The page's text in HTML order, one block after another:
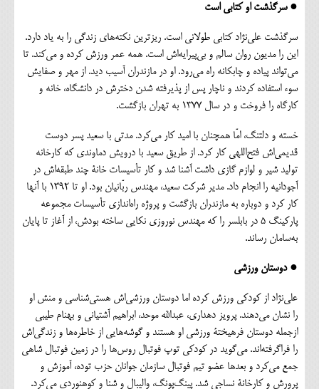
● سرگذشت او کتابی است
سرگذشت علی‌نژاد کتابی طولانی است. ریزترین نکته‌های زندگی را به یاد دارد.
این را مدیون روان سالم و بی‌پیرایه‌اش است. همه عمر ورزش کرده و می‌کند. تا
می‌تواند پیاده و چابکانه راه می‌رود. او در مازندران آسیب دید. از مهر و صفایش
سوء استفاده کردند و ناچار پس از پذیرفته شدن دخترش در دانشگاه، خانه و
کارگاه را فروخت و در سال ۱۳۷۷ به تهران بازگشت.
خسته و دلتنگ، امّا همچنان با امید کار می‌کرد. مدتی با سعید پسر دوست
قدیمی‌اش فتح‌اللهی کار کرد. از طریق سعید با درویش دماوندی که کارخانه
تولید شیر و لوازم گازی داشت آشنا شد و کار تأسیسات خانة چند طبقه‌اش در
آجودانیه را انجام داد. مدیر شرکت سعید، مهندس ربّانیان بود. او تا ۱۳۹۲ با آنها
کار کرد و دوباره به مازندران بازگشت و پروژه راه‌اندازی تأسیسات مجموعه‌
پارکینگ ۵ در بابلسر را که مهندس نوروزی ‌نکایی ساخته بودش، از آغاز تا پایان
به‌سامان رساند.
● دوستان ورزشی
علی‌نژاد از کودکی ورزش کرده اما دوستان ورزشی‌اش هستی‌شناسی و منش او
را نشان می‌دهند. پرویز دهداری، عبدالله موحد، ابراهیم آشتیانی و بهنام طیبی
ازجمله دوستان فرهیختة ورزشی او هستند و گوشه‌هایی از خاطره‌ها و زندگی‌اش
را فراگرفته‌اند. می‌گوید در کودکی توپ فوتبال روس‌ها را در زمین فوتبال شاهی
جمع می‌کرد و بعدها عضو تیم فوتبال سازمان جوانان حزب توده، آموزش و
پرورش و کارخانة نساجی شد. پینگ‌پونگ، والیبال و شنا و کوهنوردی می‌کرد.